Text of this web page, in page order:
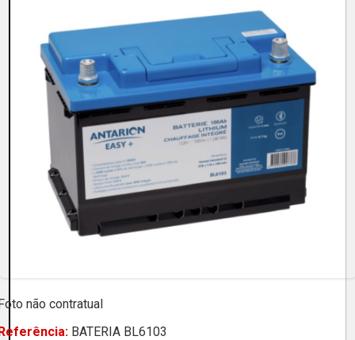
não contratual
BATERIA BL6103